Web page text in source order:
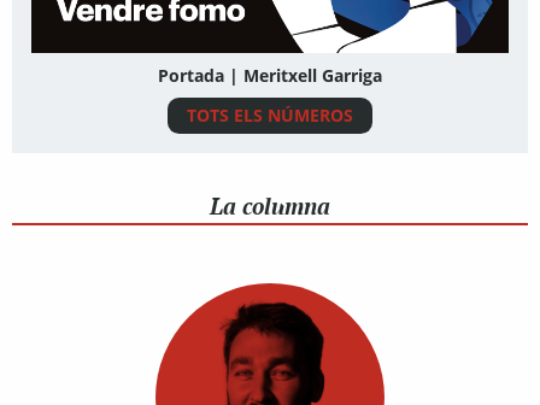
Portada | Meritxell Garriga
TOTS ELS NÚMEROS
La columna